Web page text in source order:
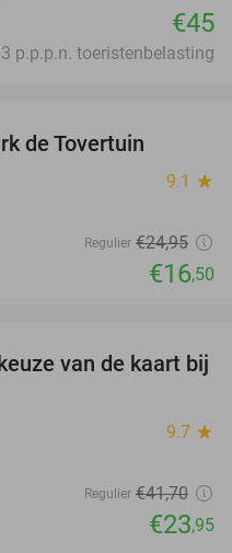
€45
p.p.p.n. toeristenbelasting
de Tovertuin
9.1 star
Regulier €24,95
€16,50
43%
van de kaart bij
9.7 star
Regulier €41,70
€23,95